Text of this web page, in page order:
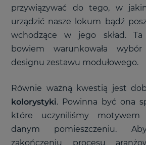
przywiązywać do tego, w
urządzić nasze lokum bądź
wchodzące w jego skład.
bowiem warunkowała
designu zestawu modułowego.
Równie ważną kwestią jest
kolorystyki. Powinna być ona
które uczyniliśmy
danym pomieszczeniu.
zakończeniu procesu